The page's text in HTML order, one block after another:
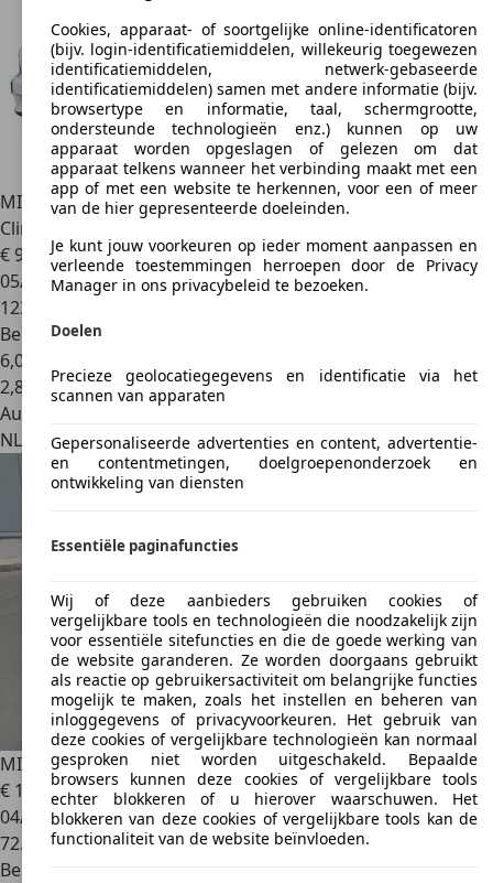
MINI Cooper Paceman1.6i COOPER CHILI Leder Navi Cruise
Climate 2 x 17
€ 9.950
05/2013
123.115 km
Benzine
6,0 l/100 km (gem.)
2,8
Autobedrijf
NL 7121 MJAalten
MINI Cooper Paceman
Mini 1.6 Chili
€ 14.250
04/2013
72.782 km
Benzine
Cookies, apparaat- of soortgelijke online-identificatoren
(bijv. login-identificatiemiddelen, willekeurig toegewezen
identificatiemiddelen, netwerk-gebaseerde
identificatiemiddelen) samen met andere informatie (bijv.
browsertype en informatie, taal, schermgrootte,
ondersteunde technologieën enz.) kunnen op uw
apparaat worden opgeslagen of gelezen om dat
apparaat telkens wanneer het verbinding maakt met een
app of met een website te herkennen, voor een of meer
van de hier gepresenteerde doeleinden.
Je kunt jouw voorkeuren op ieder moment aanpassen en
verleende toestemmingen herroepen door de Privacy
Manager in ons privacybeleid te bezoeken.
Doelen
Precieze geolocatiegegevens en identificatie via het
scannen van apparaten
Gepersonaliseerde advertenties en content, advertentie-
en contentmetingen, doelgroepenonderzoek en
ontwikkeling van diensten
Essentiële paginafuncties
Wij of deze aanbieders gebruiken cookies of
vergelijkbare tools en technologieën die noodzakelijk zijn
voor essentiële sitefuncties en die de goede werking van
de website garanderen. Ze worden doorgaans gebruikt
als reactie op gebruikersactiviteit om belangrijke functies
mogelijk te maken, zoals het instellen en beheren van
inloggegevens of privacyvoorkeuren. Het gebruik van
deze cookies of vergelijkbare technologieën kan normaal
gesproken niet worden uitgeschakeld. Bepaalde
browsers kunnen deze cookies of vergelijkbare tools
echter blokkeren of u hierover waarschuwen. Het
blokkeren van deze cookies of vergelijkbare tools kan de
functionaliteit van de website beïnvloeden.